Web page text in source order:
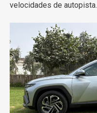
velocidades de autopista.